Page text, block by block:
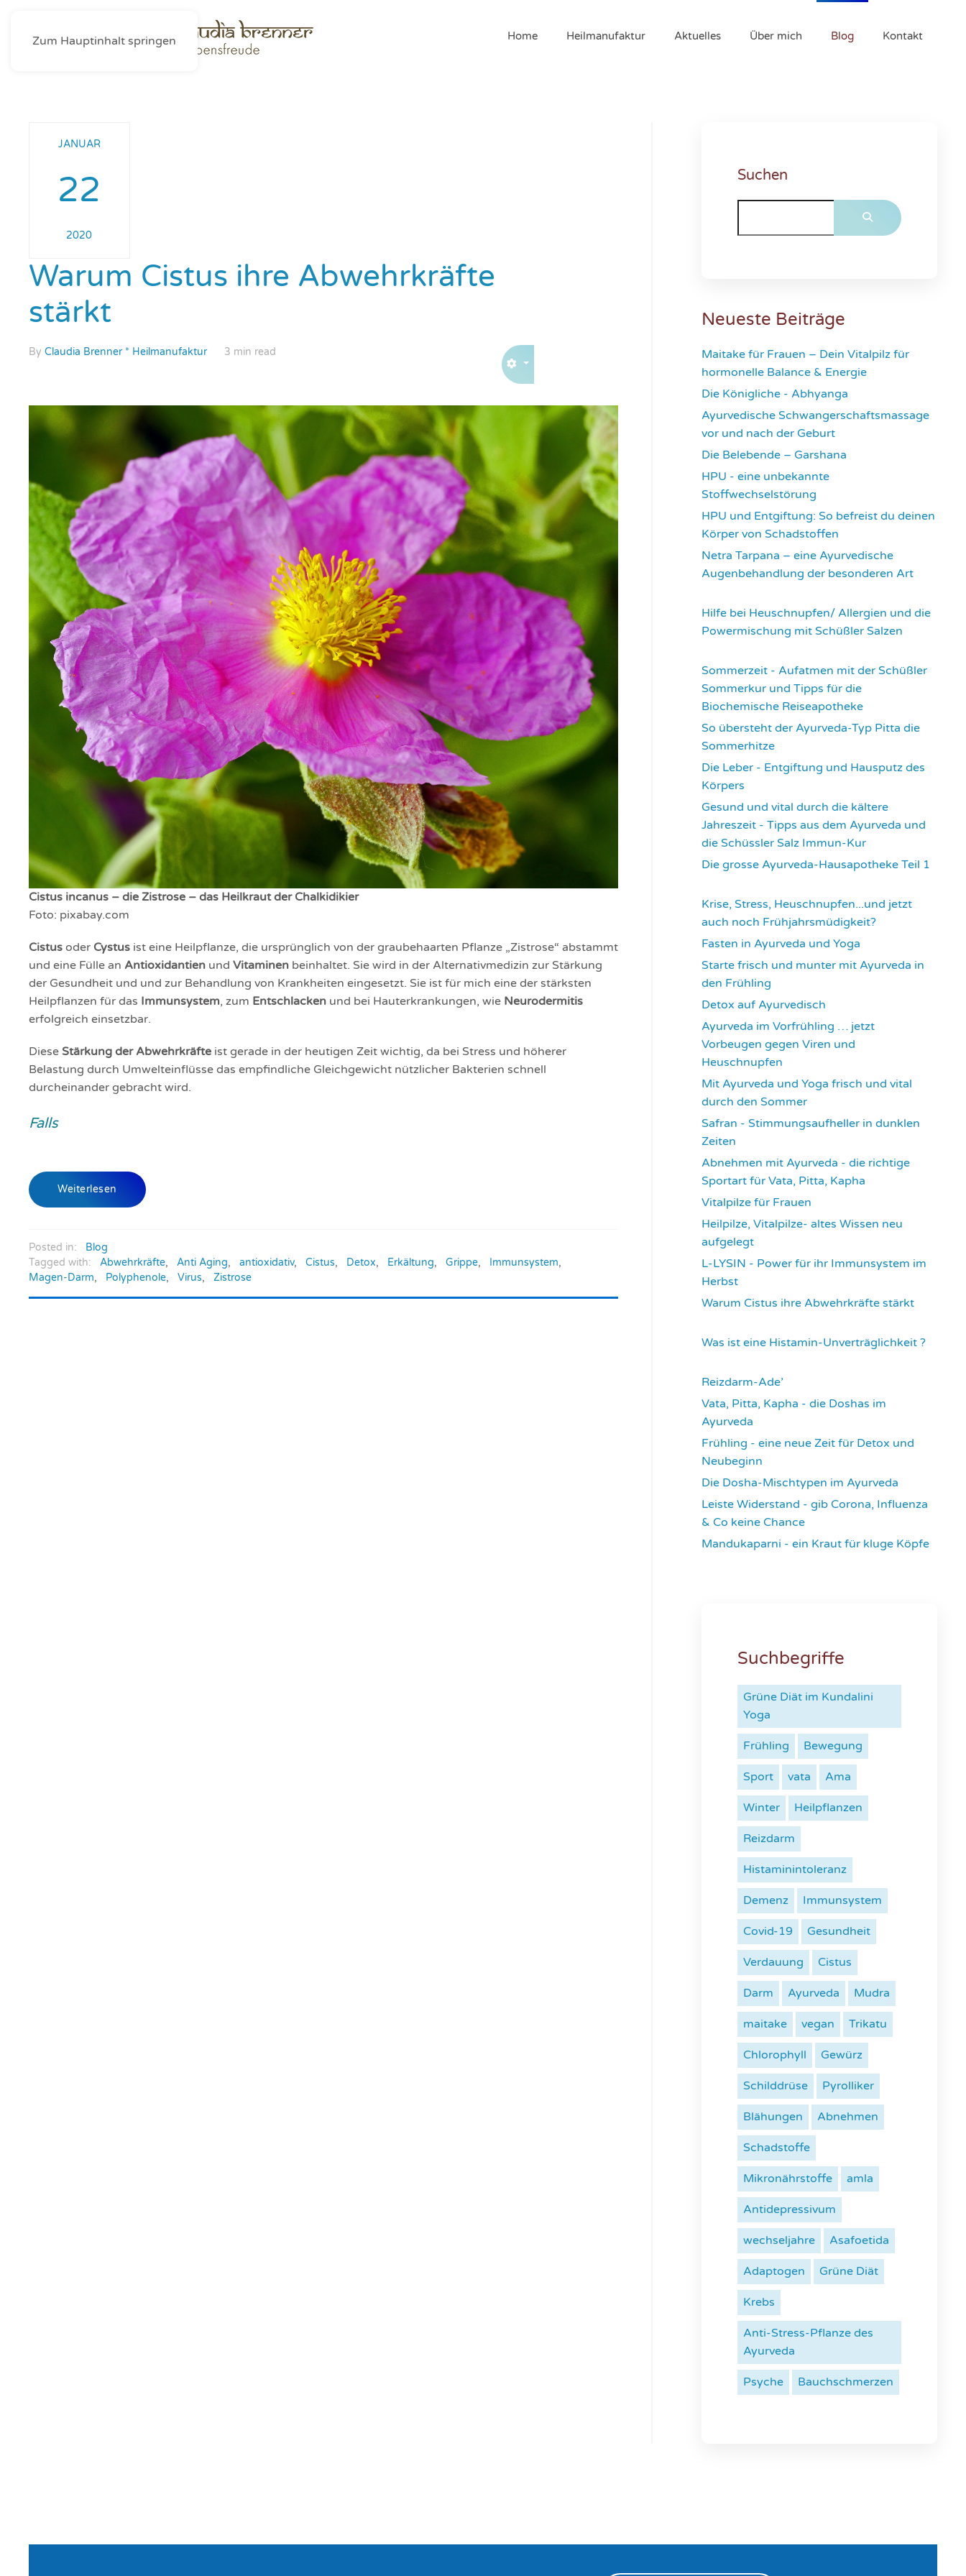
Zum Hauptinhalt springen Home Heilmanufaktur Aktuelles Über mich Blog Kontakt
JANUAR
22
2020
Warum Cistus ihre Abwehrkräfte
stärkt
By Claudia Brenner * Heilmanufaktur 3 min read
Cistus incanus – die Zistrose – das Heilkraut der Chalkidikier
Foto: pixabay.com
Cistus oder Cystus ist eine Heilpflanze, die ursprünglich von der graubehaarten Pflanze „Zistrose“ abstammt
und eine Fülle an Antioxidantien und Vitaminen beinhaltet. Sie wird in der Alternativmedizin zur Stärkung
der Gesundheit und und zur Behandlung von Krankheiten eingesetzt. Sie ist für mich eine der stärksten
Heilpflanzen für das Immunsystem, zum Entschlacken und bei Hauterkrankungen, wie Neurodermitis
erfolgreich einsetzbar.
Diese Stärkung der Abwehrkräfte ist gerade in der heutigen Zeit wichtig, da bei Stress und höherer
Belastung durch Umwelteinflüsse das empfindliche Gleichgewicht nützlicher Bakterien schnell
durcheinander gebracht wird.
Falls
Weiterlesen
Posted in:
Blog
Tagged with:
Abwehrkräfte, Anti Aging, antioxidativ, Cistus, Detox, Erkältung, Grippe, Immunsystem,
Magen-Darm, Polyphenole, Virus, Zistrose
Suchen
Neueste Beiträge
Maitake für Frauen – Dein Vitalpilz für
hormonelle Balance & Energie
Die Königliche - Abhyanga
Ayurvedische Schwangerschaftsmassage
vor und nach der Geburt
Die Belebende – Garshana
HPU - eine unbekannte
Stoffwechselstörung
HPU und Entgiftung: So befreist du deinen
Körper von Schadstoffen
Netra Tarpana – eine Ayurvedische
Augenbehandlung der besonderen Art
Hilfe bei Heuschnupfen/ Allergien und die
Powermischung mit Schüßler Salzen
Sommerzeit - Aufatmen mit der Schüßler
Sommerkur und Tipps für die
Biochemische Reiseapotheke
So übersteht der Ayurveda-Typ Pitta die
Sommerhitze
Die Leber - Entgiftung und Hausputz des
Körpers
Gesund und vital durch die kältere
Jahreszeit - Tipps aus dem Ayurveda und
die Schüssler Salz Immun-Kur
Die grosse Ayurveda-Hausapotheke Teil 1
Krise, Stress, Heuschnupfen...und jetzt
auch noch Frühjahrsmüdigkeit?
Fasten in Ayurveda und Yoga
Starte frisch und munter mit Ayurveda in
den Frühling
Detox auf Ayurvedisch
Ayurveda im Vorfrühling … jetzt
Vorbeugen gegen Viren und
Heuschnupfen
Mit Ayurveda und Yoga frisch und vital
durch den Sommer
Safran - Stimmungsaufheller in dunklen
Zeiten
Abnehmen mit Ayurveda - die richtige
Sportart für Vata, Pitta, Kapha
Vitalpilze für Frauen
Heilpilze, Vitalpilze- altes Wissen neu
aufgelegt
L-LYSIN - Power für ihr Immunsystem im
Herbst
Warum Cistus ihre Abwehrkräfte stärkt
Was ist eine Histamin-Unverträglichkeit ?
Reizdarm-Ade’
Vata, Pitta, Kapha - die Doshas im
Ayurveda
Frühling - eine neue Zeit für Detox und
Neubeginn
Die Dosha-Mischtypen im Ayurveda
Leiste Widerstand - gib Corona, Influenza
& Co keine Chance
Mandukaparni - ein Kraut für kluge Köpfe
Suchbegriffe
Grüne Diät im Kundalini
Yoga
Frühling Bewegung
Sport vata Ama
Winter Heilpflanzen
Reizdarm
Histaminintoleranz
Demenz Immunsystem
Covid-19 Gesundheit
Verdauung Cistus
Darm Ayurveda Mudra
maitake vegan Trikatu
Chlorophyll Gewürz
Schilddrüse Pyrolliker
Blähungen Abnehmen
Schadstoffe
Mikronährstoffe amla
Antidepressivum
wechseljahre Asafoetida
Adaptogen Grüne Diät
Krebs
Anti-Stress-Pflanze des
Ayurveda
Psyche Bauchschmerzen